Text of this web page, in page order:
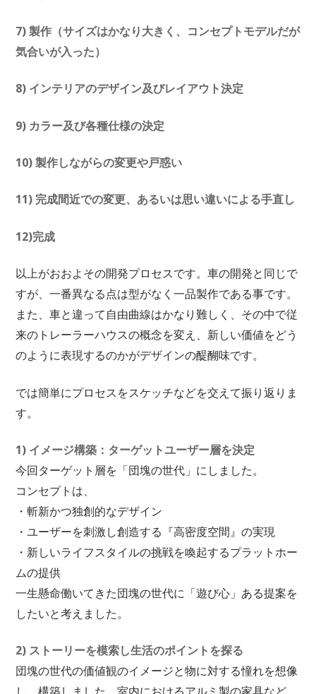
7) 製作（サイズはかなり大きく、コンセプトモデルだが
気合いが入った）
8) インテリアのデザイン及びレイアウト決定
9) カラー及び各種仕様の決定
10) 製作しながらの変更や戸惑い
11) 完成間近での変更、あるいは思い違いによる手直し
12)完成
以上がおおよその開発プロセスです。車の開発と同じで
すが、一番異なる点は型がなく一品製作である事です。
また、車と違って自由曲線はかなり難しく、その中で従
来のトレーラーハウスの概念を変え、新しい価値をどう
のように表現するのかがデザインの醍醐味です。
では簡単にプロセスをスケッチなどを交えて振り返りま
す。
1) イメージ構築：ターゲットユーザー層を決定
今回ターゲット層を「団塊の世代」にしました。
コンセプトは、
・斬新かつ独創的なデザイン
・ユーザーを刺激し創造する『高密度空間』の実現
・新しいライフスタイルの挑戦を喚起するプラットホー
ムの提供
一生懸命働いてきた団塊の世代に「遊び心」ある提案を
したいと考えました。
2) ストーリーを模索し生活のポイントを探る
団塊の世代の価値観のイメージと物に対する憧れを想像